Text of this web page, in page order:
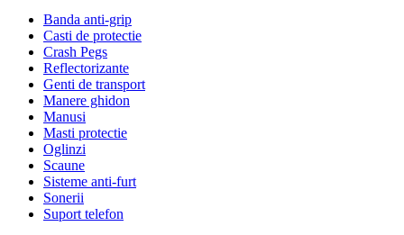
Banda anti-grip
Casti de protectie
Crash Pegs
Reflectorizante
Genti de transport
Manere ghidon
Manusi
Masti protectie
Oglinzi
Scaune
Sisteme anti-furt
Sonerii
Suport telefon